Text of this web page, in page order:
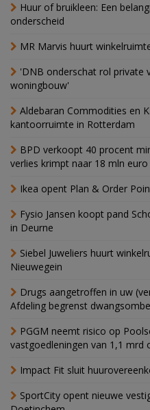
Huur of bruikleen: Een
onderscheid
MR Marvis huurt
'DNB onderschat rol private
woningbouw'
Aldebaran Commodities en
kantoorruimte in Rotterdam
BPD verkoopt 40 procent
verlies krimpt naar 18 mln euro
Ikea opent Plan & Order
Fysio Jansen koopt pand
in Deurne
Siebel Juweliers huurt
Nieuwegein
Drugs aangetroffen in uw
Afdeling begrenst
PGGM neemt risico op
vastgoedleningen van 1,1 mrd
Impact Fit sluit
SportCity opent nieuwe